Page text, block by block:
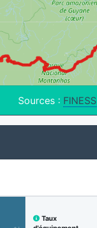
Sources : FINESS
Taux